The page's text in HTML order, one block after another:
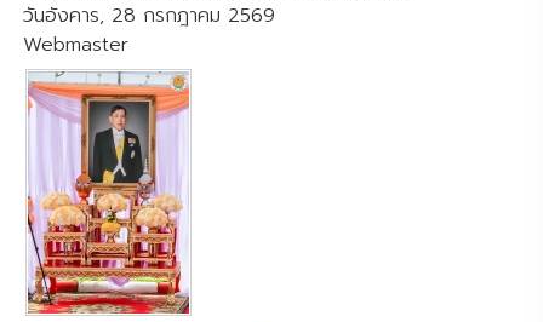
วันอังคาร, 28 กรกฎาคม 2569
Webmaster